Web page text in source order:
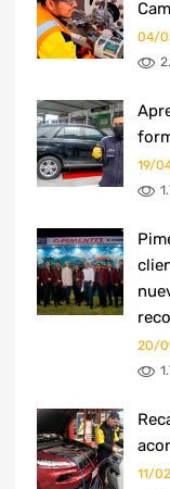
04/
19/
20/
11/